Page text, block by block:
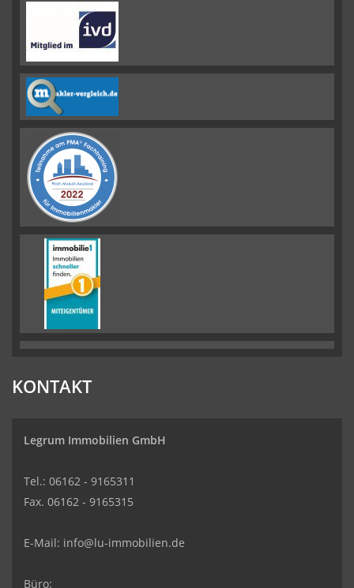
KONTAKT
Legrum Immobilien GmbH
Tel.: 06162 - 9165311
Fax. 06162 - 9165315
E-Mail: info@lu-immobilien.de
Büro: